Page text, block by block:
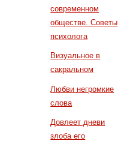
современном
обществе. Советы
психолога
Визуальное в
сакральном
Любви негромкие
слова
Довлеет дневи
злоба его